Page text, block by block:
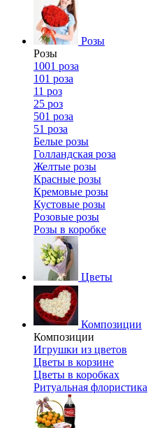
Розы
Розы
1001 роза
101 роза
11 роз
25 роз
501 роза
51 роза
Белые розы
Голландская роза
Желтые розы
Красные розы
Кремовые розы
Кустовые розы
Розовые розы
Розы в коробке
Цветы
Композиции
Композиции
Игрушки из цветов
Цветы в корзине
Цветы в коробках
Ритуальная флористика